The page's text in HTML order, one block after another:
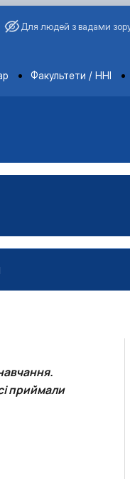
Для людей з вадами
Факультети / ННІ
приймали